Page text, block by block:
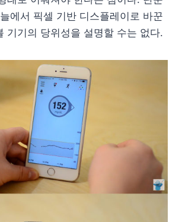
에서 픽셀 기반 디스플레이로 바꾼
기기의 당위성을 설명할 수는 없다.